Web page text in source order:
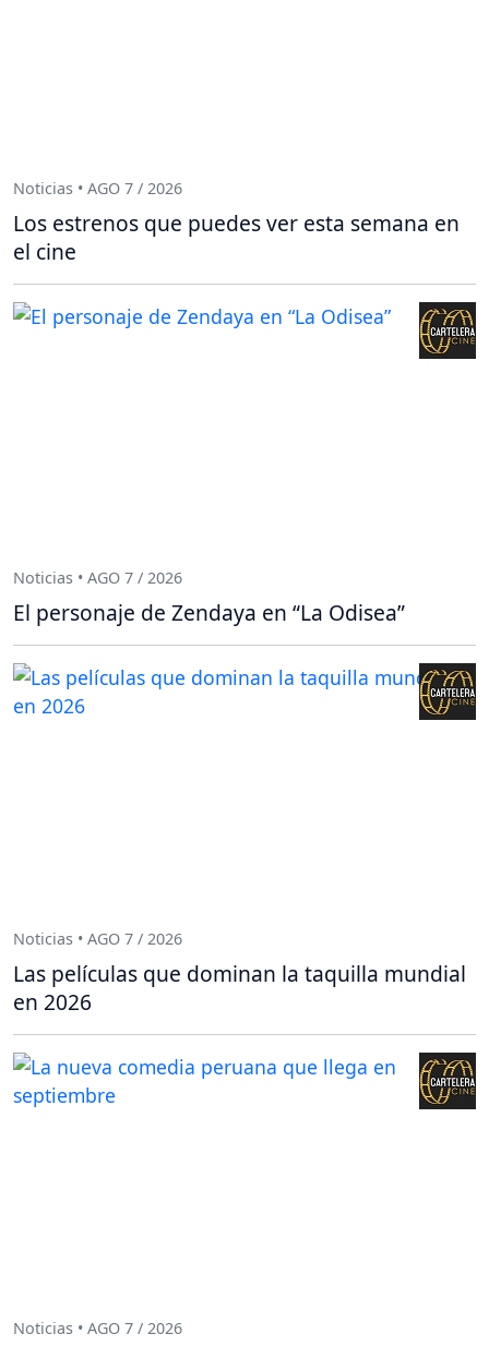
Noticias • AGO 7 / 2026
Los estrenos que puedes ver esta semana en
el cine
Noticias • AGO 7 / 2026
El personaje de Zendaya en “La Odisea”
Noticias • AGO 7 / 2026
Las películas que dominan la taquilla mundial
en 2026
Noticias • AGO 7 / 2026